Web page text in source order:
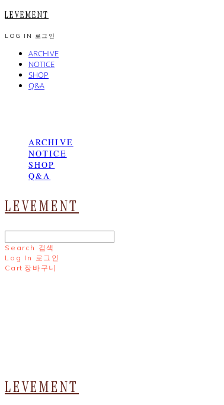
LEVEMENT
LOG IN 로그인
ARCHIVE
NOTICE
SHOP
Q&A
ARCHIVE
NOTICE
SHOP
Q&A
LEVEMENT
Search 검색
Log In 로그인
Cart 장바구니
LEVEMENT